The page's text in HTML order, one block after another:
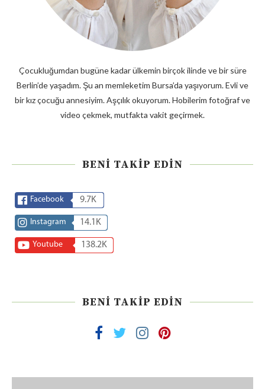
Çocukluğumdan bugüne kadar ülkemin birçok ilinde ve bir süre
Berlin’de yaşadım. Şu an memleketim Bursa’da yaşıyorum. Evli ve
bir kız çocuğu annesiyim. Aşçılık okuyorum. Hobilerim fotoğraf ve
video çekmek, mutfakta vakit geçirmek.
BENI TAKIP EDIN
Facebook 9.7K
Instagram 14.1K
Youtube 138.2K
BENI TAKIP EDIN